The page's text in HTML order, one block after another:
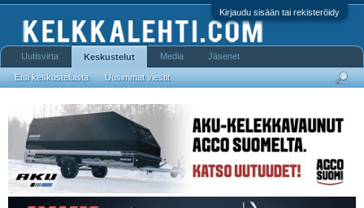
Kirjaudu sisään tai rekisteröidy
Uutisvirta Keskustelut
Etsi keskusteluista Uusimmat viestit
Media Jäsenet